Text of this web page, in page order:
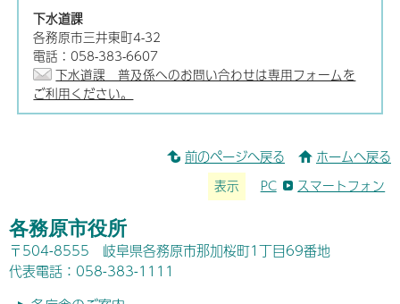
下水道課
各務原市三井東町4-32
電話：058-383-6607
下水道課 普及係へのお問い合わせは専用フォームを
ご利用ください。
前のページへ戻る ホームへ戻る
表示 PC スマートフォン
各務原市役所
〒504-8555 岐阜県各務原市那加桜町1丁目69番地
代表電話：058-383-1111